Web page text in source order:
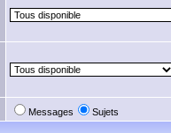
Messages Sujets